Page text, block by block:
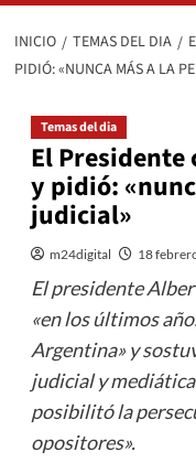
INICIO TEMAS DEL DIA
PIDIÓ: «NUNCA MÁS A LA
Temas del dia
El
y pidió:
judicial»
m24digital 18
El presidente
«en los últimos
Argentina» y
judicial y
posibilitó la
opositores».